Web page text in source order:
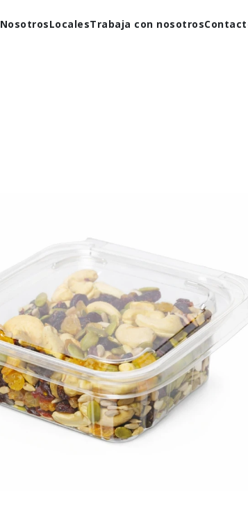
NosotrosLocalesTrabaja con nosotros